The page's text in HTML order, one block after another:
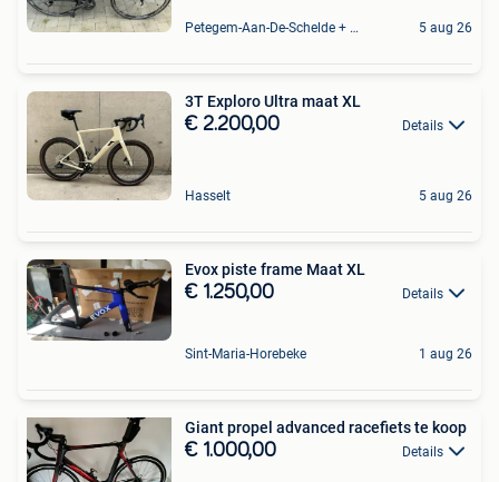
Petegem-Aan-De-Schelde + Deel Van Oudenaarde 5 aug 26
3T Exploro Ultra maat XL
€ 2.200,00 Details
Hasselt 5 aug 26
Evox piste frame Maat XL
€ 1.250,00 Details
Sint-Maria-Horebeke 1 aug 26
Giant propel advanced racefiets te koop
€ 1.000,00 Details